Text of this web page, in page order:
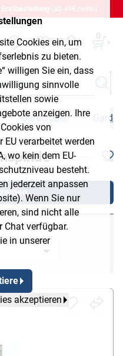
Cookies ein, um
zu bieten.
willigen Sie ein, dass
sinnvolle
sowie
anzeigen. Ihre
von
verarbeitet werden
wo kein dem EU-
besteht.
jederzeit anpassen
Wenn Sie nur
sind nicht alle
Chat verfügbar.
in unserer
akzeptieren
(ab 49€ netto)
0
Garderoben